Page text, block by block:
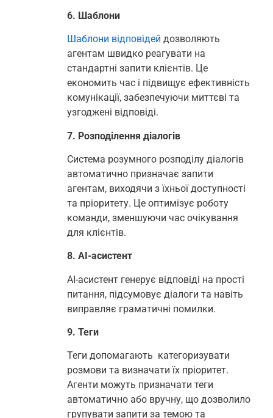
6. Шаблони
Шаблони відповідей дозволяють
агентам швидко реагувати на
стандартні запити клієнтів. Це
економить час і підвищує ефективність
комунікації, забезпечуючи миттєві та
узгоджені відповіді.
7. Розподілення діалогів
Система розумного розподілу діалогів
автоматично призначає запити
агентам, виходячи з їхньої доступності
та пріоритету. Це оптимізує роботу
команди, зменшуючи час очікування
для клієнтів.
8. AI-асистент
AI-асистент генерує відповіді на прості
питання, підсумовує діалоги та навіть
виправляє граматичні помилки.
9. Теги
Теги допомагають категоризувати
розмови та визначати їх пріоритет.
Агенти можуть призначати теги
автоматично або вручну, що дозволило
групувати запити за темою та